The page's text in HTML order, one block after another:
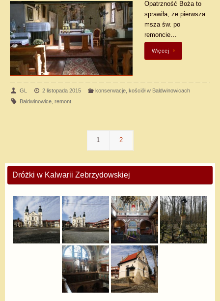
Opatrzność Boża to
sprawiła, że pierwsza
msza św. po
remoncie…
Więcej
GL 2 listopada 2015 konserwacje, kościół w Baldwinowicach
Baldwinowice, remont
1 2
Dróżki w Kalwarii Zebrzydowskiej